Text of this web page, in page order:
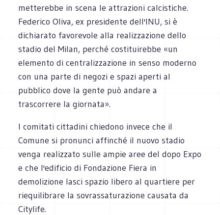
metterebbe in scena le attrazioni calcistiche.
Federico Oliva, ex presidente dell'INU, si è
dichiarato favorevole alla realizzazione dello
stadio del Milan, perché costituirebbe «un
elemento di centralizzazione in senso moderno
con una parte di negozi e spazi aperti al
pubblico dove la gente può andare a
trascorrere la giornata».
I comitati cittadini chiedono invece che il
Comune si pronunci affinché il nuovo stadio
venga realizzato sulle ampie aree del dopo Expo
e che l'edificio di Fondazione Fiera in
demolizione lasci spazio libero al quartiere per
riequilibrare la sovrassaturazione causata da
Citylife.